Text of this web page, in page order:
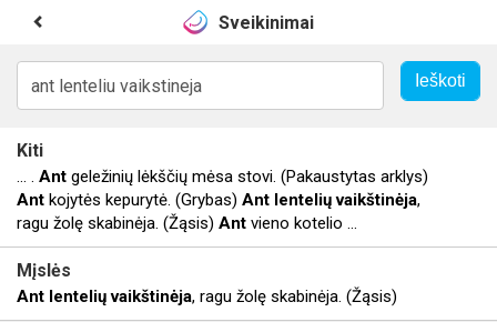
Sveikinimai
Kiti
... . Ant geležinių lėkščių mėsa stovi. (Pakaustytas arklys)
Ant kojytės kepurytė. (Grybas) Ant lentelių vaikštinėja,
ragu žolę skabinėja. (Žąsis) Ant vieno kotelio ...
Mįslės
Ant lentelių vaikštinėja, ragu žolę skabinėja. (Žąsis)